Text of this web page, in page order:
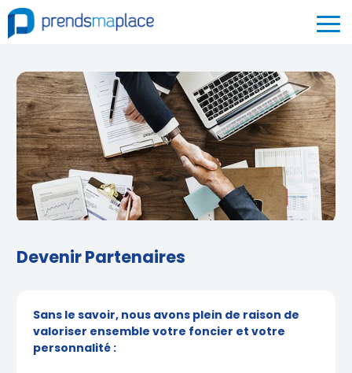
Devenir Partenaires
Sans le savoir, nous avons plein de raison de
valoriser ensemble votre foncier et votre
personnalité :